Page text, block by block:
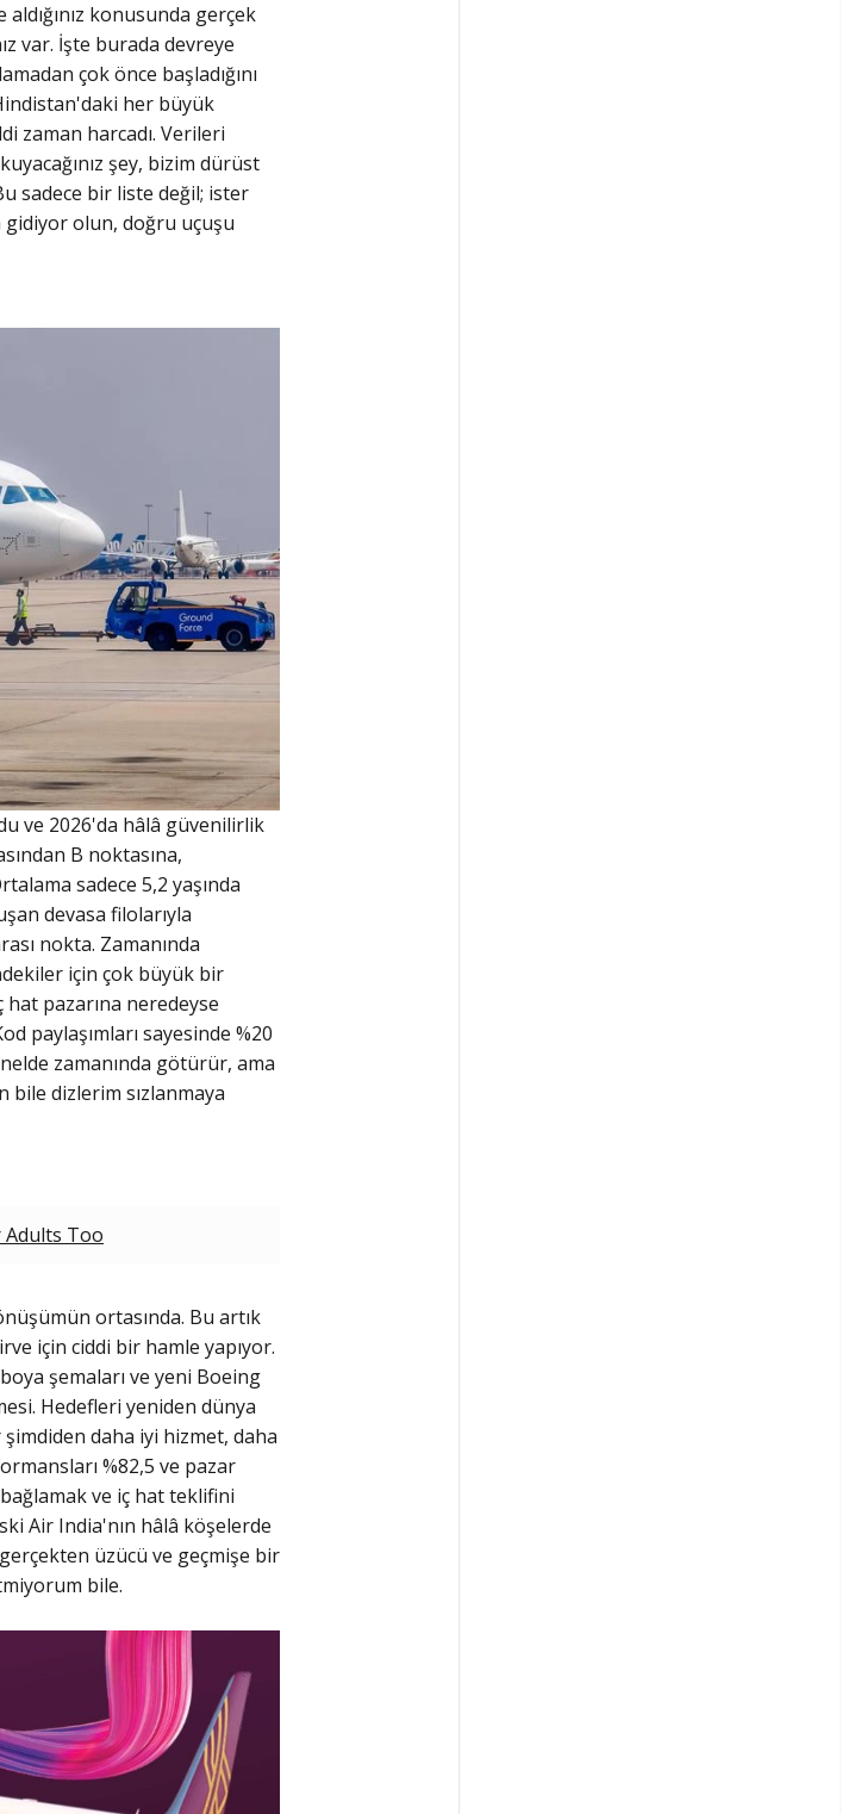
konusunda gerçek
var. İşte burada devreye
çok önce başladığını
her büyük
zaman harcadı. Verileri
şey, bizim dürüst
sadece bir liste değil; ister
gidiyor olun, doğru uçuşu
ve 2026'da hâlâ güvenilirlik
B noktasına,
sadece 5,2 yaşında
devasa filolarıyla
nokta. Zamanında
için çok büyük bir
hat pazarına neredeyse
paylaşımları sayesinde %20
zamanında götürür, ama
bile dizlerim sızlanmaya
Adults Too
ortasında. Bu artık
için ciddi bir hamle yapıyor.
şemaları ve yeni Boeing
Hedefleri yeniden dünya
daha iyi hizmet, daha
%82,5 ve pazar
ve iç hat teklifini
Air India'nın hâlâ köşelerde
üzücü ve geçmişe bir
bile.